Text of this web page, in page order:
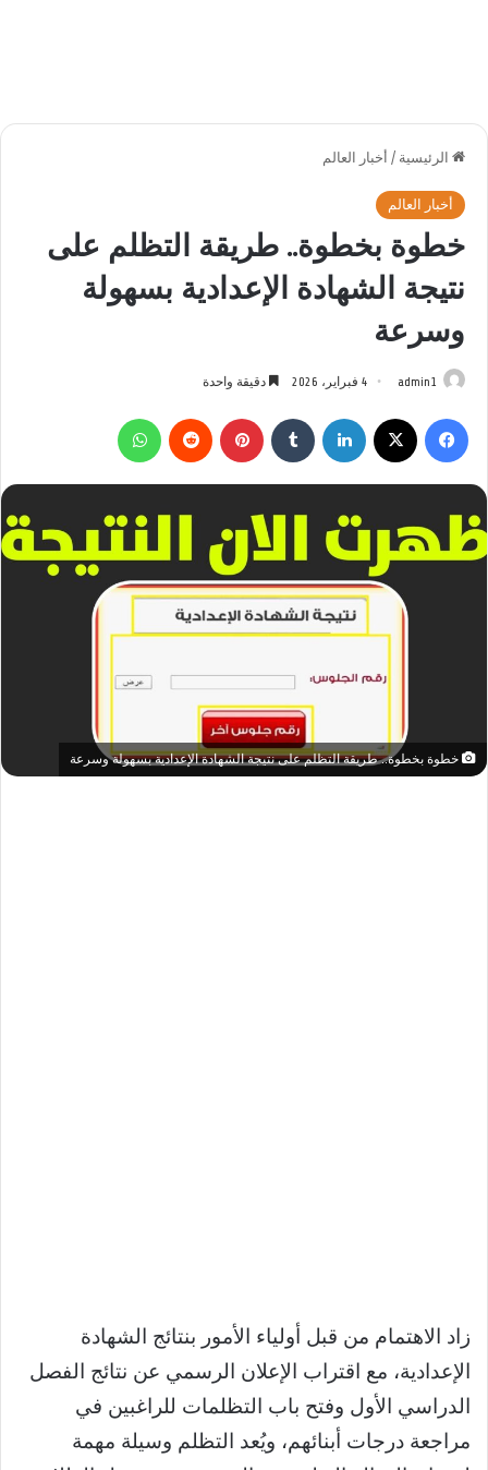
الرئيسية / أخبار العالم
أخبار العالم
خطوة بخطوة.. طريقة التظلم على
نتيجة الشهادة الإعدادية بسهولة
وسرعة
admin1 4 فبراير، 2026 دقيقة واحدة
فيسبوك لينكدإن بينتيريست
خطوة بخطوة.. طريقة التظلم على نتيجة الشهادة الإعدادية بسهولة وسرعة
زاد الاهتمام من قبل أولياء الأمور بنتائج الشهادة
الإعدادية، مع اقتراب الإعلان الرسمي عن نتائج الفصل
الدراسي الأول وفتح باب التظلمات للراغبين في
مراجعة درجات أبنائهم، ويُعد التظلم وسيلة مهمة